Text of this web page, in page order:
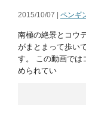
2015/10/07 | ペンギ
南極の絶景とコウ
がまとまって歩い
す。 この動画では
められてい